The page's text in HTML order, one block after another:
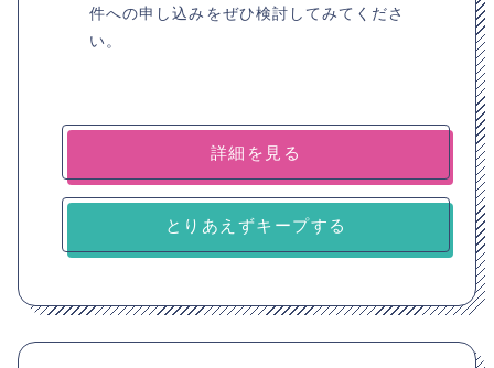
件への申し込みをぜひ検討してみてくださ
い。
詳細を見る
とりあえずキープする